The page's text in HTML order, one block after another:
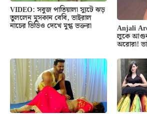
VIDEO: সবুজ পাতিয়ালা স্যুটে ঝড়
তুললেন মুসকান বেবি, ভাইরাল
নাচের ভিডিও দেখে মুগ্ধ ভক্তরা Anjali
লুকে আগুন
অরোরা!